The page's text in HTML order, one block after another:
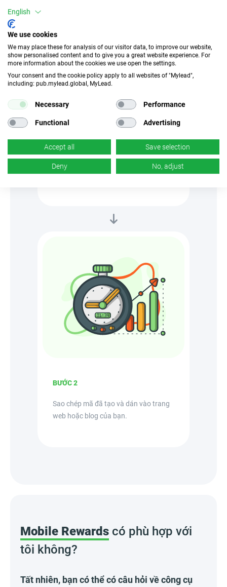
Đăng nhập vào bảng điều khiển người
dùng, chọn tab "Content Locker" và
tạo cấu hình mong muốn.
BƯỚC 2
Sao chép mã đã tạo và dán vào trang
web hoặc blog của bạn.
Mobile Rewards có phù hợp với
tôi không?
Tất nhiên, bạn có thể có câu hỏi về công cụ
English
We use cookies
We may place these for analysis of our visitor data, to improve our website,
show personalised content and to give you a great website experience. For
more information about the cookies we use open the settings.
Your consent and the cookie policy apply to all websites of "Mylead",
including: pub.mylead.global, MyLead.
Necessary Performance
Functional Advertising
Accept all Save selection
Deny No, adjust